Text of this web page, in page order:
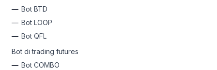
Bot BTD
Bot LOOP
Bot QFL
Bot di trading futures
Bot COMBO